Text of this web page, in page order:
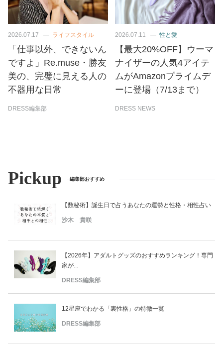
2026.07.17 ライフスタイル
「仕事以外、できないん
ですよ」Re.muse・勝友
美の、完璧に見える人の
不器用な日常
DRESS編集部
2026.07.11 性と愛
【最大20%OFF】ウーマ
ナイザーの人気4アイテ
ムがAmazonプライムデ
ーに登場（7/13まで）
DRESS NEWS
Pickup 編集部おすすめ
【数秘術】誕生日で占うあなたの運勢と性格・相性占い
沙木 貴咲
【2026年】アダルトグッズのおすすめランキング！専門
家が...
DRESS編集部
12星座でわかる「裏性格」の特徴一覧
DRESS編集部